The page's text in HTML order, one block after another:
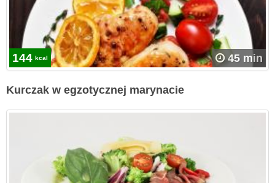
144 kcal 45 min
Kurczak w egzotycznej marynacie